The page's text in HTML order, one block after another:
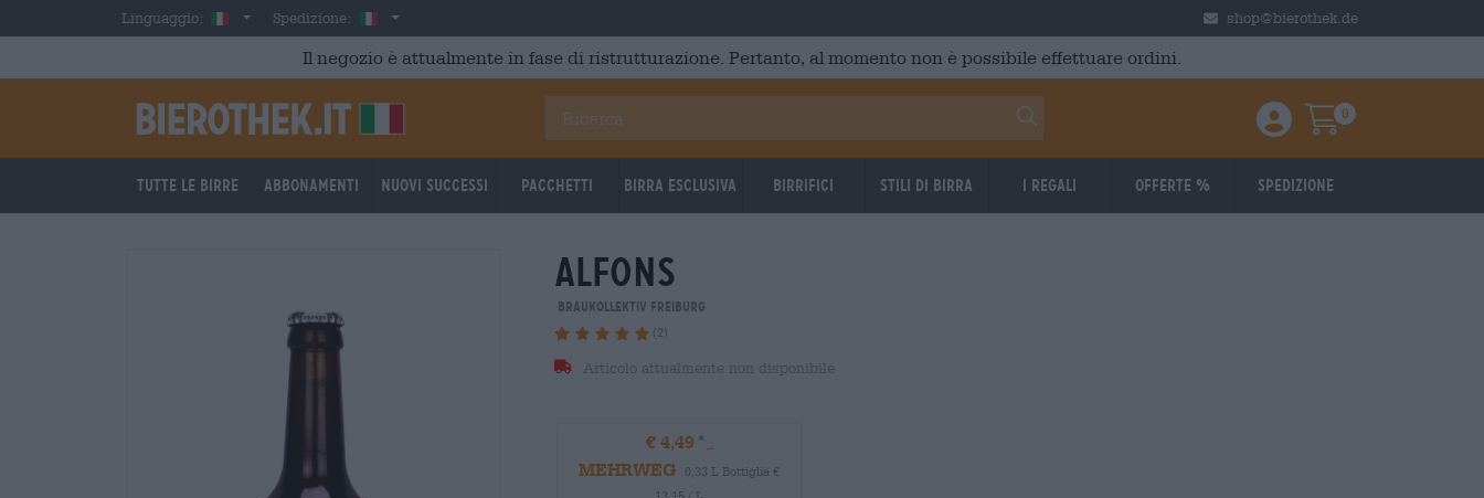
Skip to main contentLinguaggio: ItalianSpedizione: Italia shop@bierothek.de
Il negozio è attualmente in fase di ristrutturazione. Pertanto, al momento non è possibile effettuare ordini.
Einloggen / Anmelden
Warenkorb
0
Tutte le birre Abbonamenti Nuovi successi Pacchetti Birra Esclusiva Birrifici Stili di birra I regali Offerte % Spedizione
alfons
Braukollektiv Freiburg
(2)
Articolo attualmente non disponibile
€ 4,49
MEHRWEG
0,33 L Bottiglia €
13,15 / L